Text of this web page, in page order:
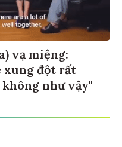
vạ miệng:
xung đột rất
như vậy"